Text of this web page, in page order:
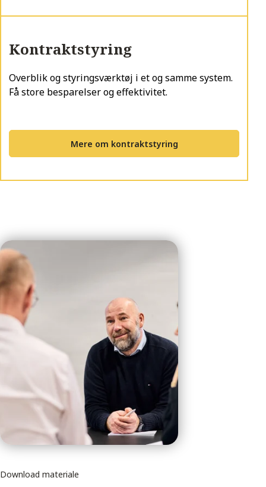
Kontraktstyring
Overblik og styringsværktøj i et og samme system.
Få store besparelser og effektivitet.
Mere om kontraktstyring
Download materiale